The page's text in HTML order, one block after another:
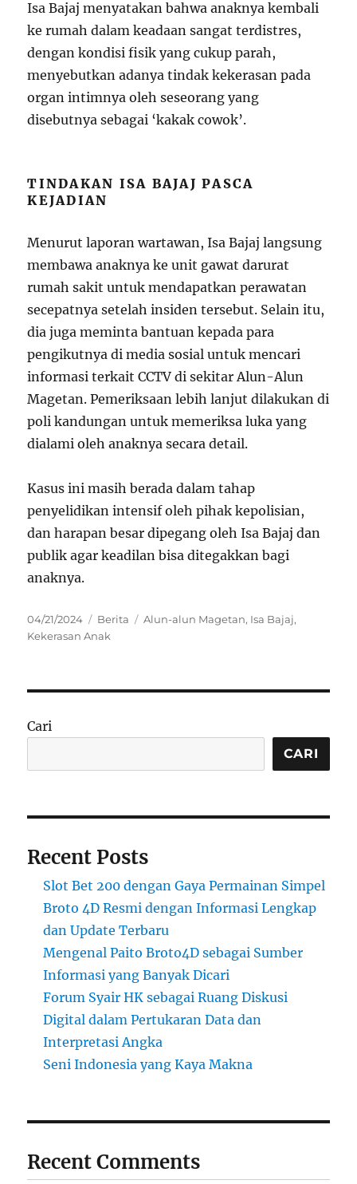
Isa Bajaj menyatakan bahwa anaknya kembali
ke rumah dalam keadaan sangat terdistres,
dengan kondisi fisik yang cukup parah,
menyebutkan adanya tindak kekerasan pada
organ intimnya oleh seseorang yang
disebutnya sebagai ‘kakak cowok’.
TINDAKAN ISA BAJAJ PASCA
KEJADIAN
Menurut laporan wartawan, Isa Bajaj langsung
membawa anaknya ke unit gawat darurat
rumah sakit untuk mendapatkan perawatan
secepatnya setelah insiden tersebut. Selain itu,
dia juga meminta bantuan kepada para
pengikutnya di media sosial untuk mencari
informasi terkait CCTV di sekitar Alun-Alun
Magetan. Pemeriksaan lebih lanjut dilakukan di
poli kandungan untuk memeriksa luka yang
dialami oleh anaknya secara detail.
Kasus ini masih berada dalam tahap
penyelidikan intensif oleh pihak kepolisian,
dan harapan besar dipegang oleh Isa Bajaj dan
publik agar keadilan bisa ditegakkan bagi
anaknya.
Posted
on
04/21/2024 Categories
Berita Tags
Alun-alun Magetan, Isa Bajaj,
Kekerasan Anak
Cari
CARI
Recent Posts
Slot Bet 200 dengan Gaya Permainan Simpel
Broto 4D Resmi dengan Informasi Lengkap
dan Update Terbaru
Mengenal Paito Broto4D sebagai Sumber
Informasi yang Banyak Dicari
Forum Syair HK sebagai Ruang Diskusi
Digital dalam Pertukaran Data dan
Interpretasi Angka
Seni Indonesia yang Kaya Makna
Recent Comments